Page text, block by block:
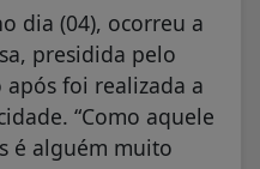
dia (04), ocorreu a
presidida pelo
foi realizada a
“Como aquele
é alguém muito